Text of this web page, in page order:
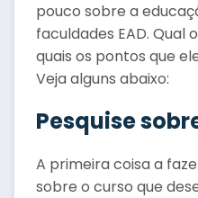
pouco sobre a
faculdades EAD. Qual
quais os pontos que
Veja alguns abaixo:
Pesquise
A primeira coisa a
sobre o curso que